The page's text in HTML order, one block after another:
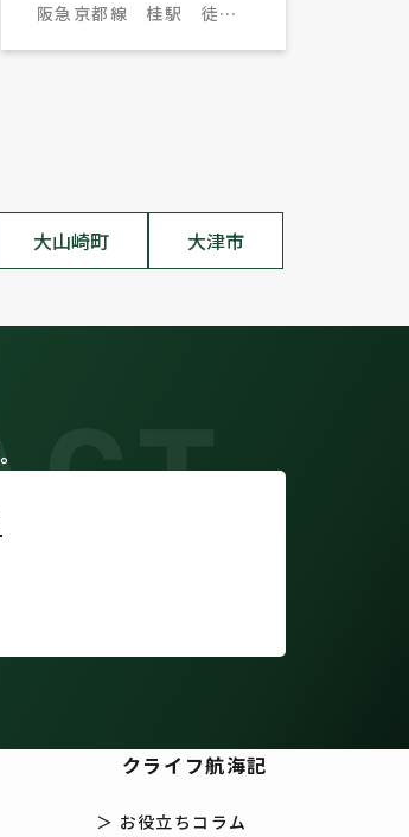
阪急京都線 桂駅 徒歩
大山崎町 大津市
クライフ航海記
＞ お役立ちコラム